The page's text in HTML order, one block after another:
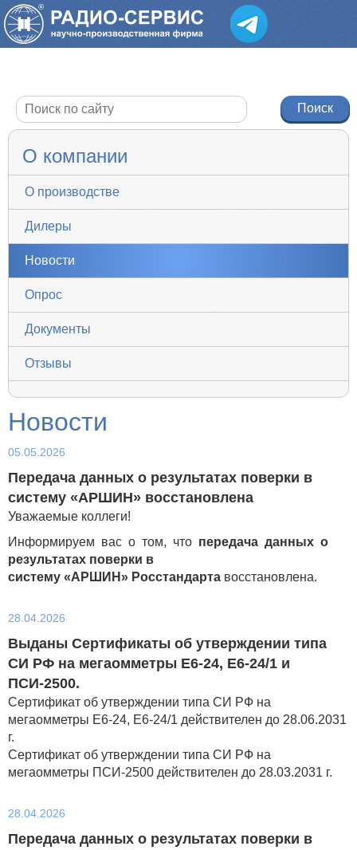
О компании
О производстве
Дилеры
Новости
Опрос
Документы
Отзывы
Новости
05.05.2026
Передача данных о результатах поверки в
систему «АРШИН» восстановлена
Уважаемые коллеги!
Информируем вас о том, что передача данных о
результатах поверки в
систему «АРШИН» Росстандарта восстановлена.
28.04.2026
Выданы Сертификаты об утверждении типа
СИ РФ на мегаомметры Е6-24, Е6-24/1 и
ПСИ-2500.
Сертификат об утверждении типа СИ РФ на
мегаомметры Е6-24, Е6-24/1 действителен до 28.06.2031
г.
Сертификат об утверждении типа СИ РФ на
мегаомметры ПСИ-2500 действителен до 28.03.2031 г.
28.04.2026
Передача данных о результатах поверки в